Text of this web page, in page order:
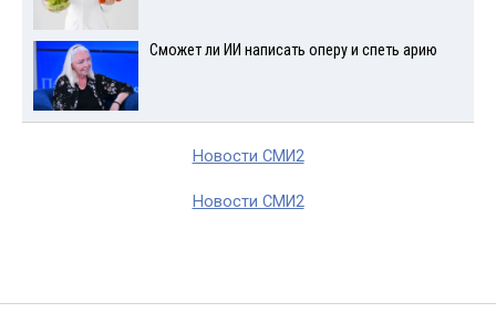
Сможет ли ИИ написать оперу и спеть арию
Новости СМИ2
Новости СМИ2